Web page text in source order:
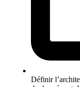
Définir